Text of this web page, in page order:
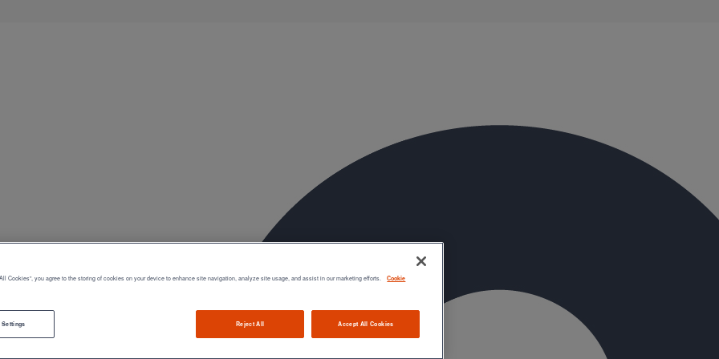
et ayant des propriétés acoustiques intrinsèques. Nos systèmes d’évacuation présentent de remarquables caractéristiques
Cookies”, you agree to the storing of cookies on your device to enhance site navigation, analyze site usage, and assist in our marketing efforts. Cookie
Reject All Accept All Cookies